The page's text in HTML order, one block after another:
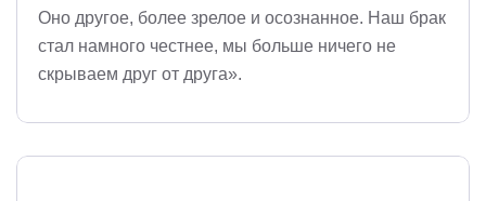
Оно другое, более зрелое и осознанное. Наш брак
стал намного честнее, мы больше ничего не
скрываем друг от друга».